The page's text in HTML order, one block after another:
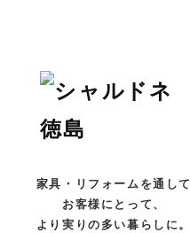
家具・リフォームを通して
お客様にとって、
より実りの多い暮らしに。